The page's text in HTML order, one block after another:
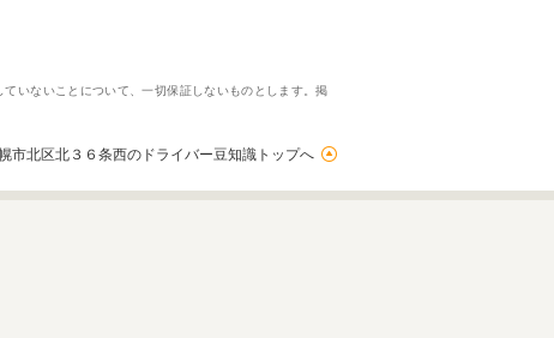
いないことについて、一切保証しないものとします。掲
市北区北３６条西のドライバー豆知識トップへ